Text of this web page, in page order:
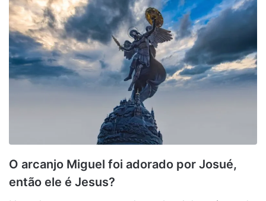
O arcanjo Miguel foi adorado por Josué,
então ele é Jesus?